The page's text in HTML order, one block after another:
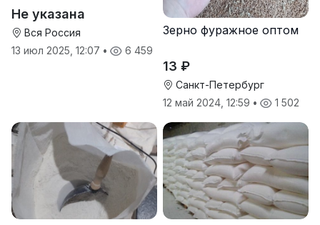
Не указана
Вся Россия
13 июл 2025, 12:07 • 6 459
Зерно фуражное оптом
13 ₽
Санкт-Петербург
12 май 2024, 12:59 • 1 502